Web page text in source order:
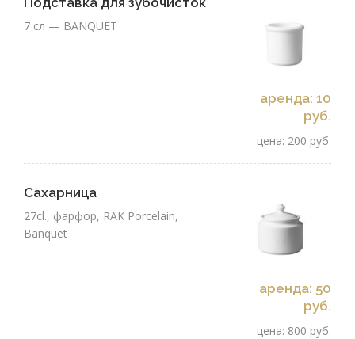
7 сл — BANQUET
аренда: 10
руб.
цена: 200 руб.
Сахарница
27cl., фарфор, RAK Porcelain,
Banquet
аренда: 50
руб.
цена: 800 руб.